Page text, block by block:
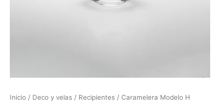
Inicio / Deco y velas / Recipientes / Caramelera Modelo H